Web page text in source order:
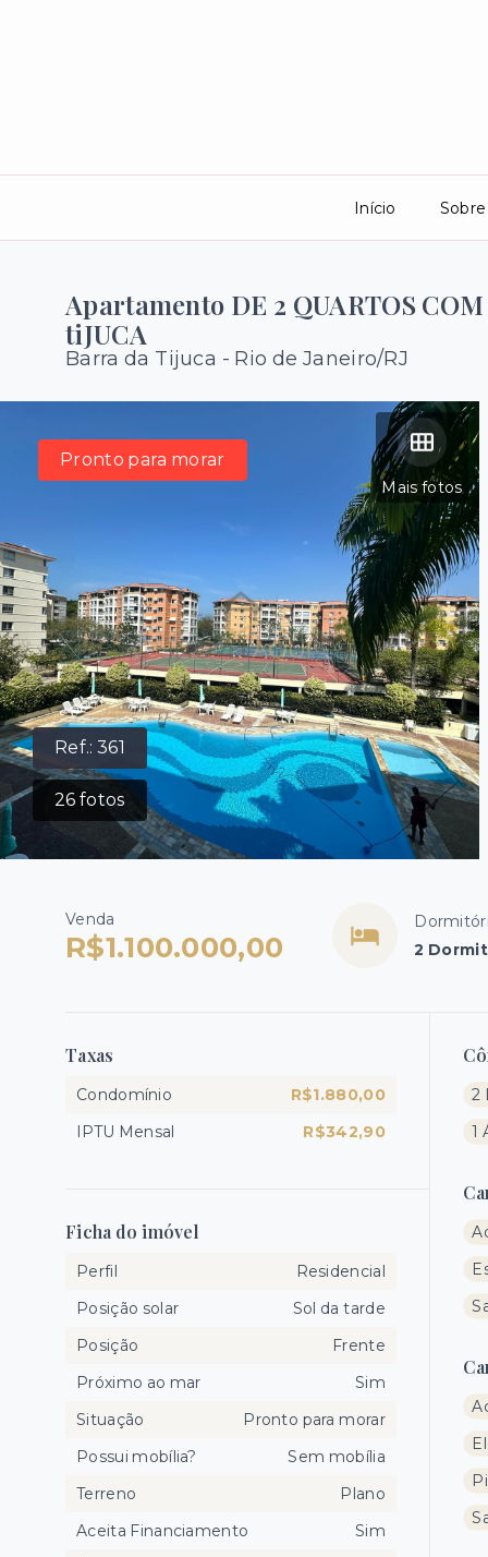
Início Sobre
Apartamento DE 2 QUARTOS
tiJUCA
Barra da Tijuca - Rio de Janeiro/RJ
Ref.:361
26 fotos
Mais fotos
Pronto para morar
Venda
R$1.100.000,00
2
2
1
Taxas
Condomínio
R$1.880,00
IPTU Mensal
R$342,90
Ficha do imóvel
Perfil
Residencial
Posição solar
Sol da tarde
Posição
Frente
Próximo ao mar
Sim
Situação
Pronto para morar
Possui mobília?
Sem mobília
Terreno
Plano
Aceita Financiamento
Sim